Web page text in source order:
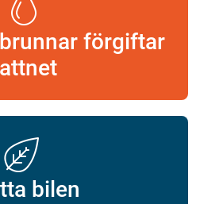
förgiftar
bilen